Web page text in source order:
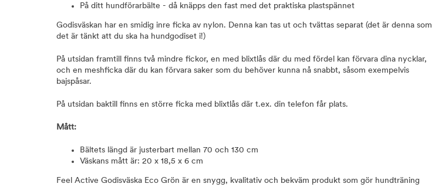
På ditt hundförarbälte - då knäpps den fast med det praktiska plastspännet
Godisväskan har en smidig inre ficka av nylon. Denna kan tas ut och tvättas separat (det är denna som
det är tänkt att du ska ha hundgodiset i!)
På utsidan framtill finns två mindre fickor, en med blixtlås där du med fördel kan förvara dina nycklar,
och en meshficka där du kan förvara saker som du behöver kunna nå snabbt, såsom exempelvis
bajspåsar.
På utsidan baktill finns en större ficka med blixtlås där t.ex. din telefon får plats.
Mått:
Bältets längd är justerbart mellan 70 och 130 cm
Väskans mått är: 20 x 18,5 x 6 cm
Feel Active Godisväska Eco Grön är en snygg, kvalitativ och bekväm produkt som gör hundträning